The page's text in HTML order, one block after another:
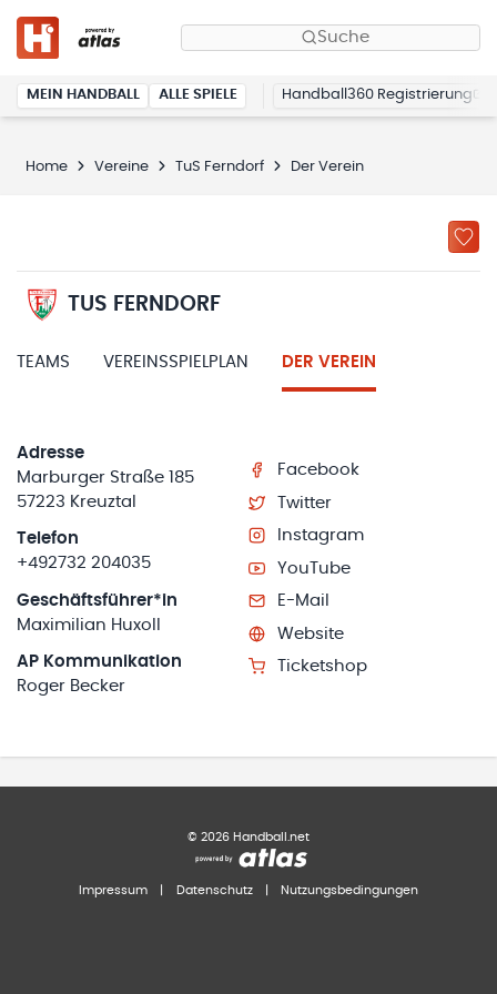
Suche
MEIN HANDBALL ALLE SPIELE Handball360 Registrierung
Home Vereine TuS Ferndorf Der Verein
TUS FERNDORF
TEAMS VEREINSSPIELPLAN DER VEREIN
Adresse
Marburger Straße 185
57223 Kreuztal
Telefon
+492732 204035
Geschäftsführer*in
Maximilian Huxoll
AP Kommunikation
Roger Becker
Facebook
Twitter
Instagram
YouTube
E-Mail
Website
Ticketshop
© 2026 Handball.net
Impressum Datenschutz Nutzungsbedingungen